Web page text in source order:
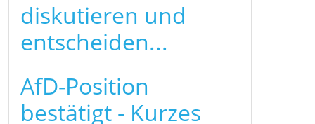
diskutieren und
entscheiden...
AfD-Position
bestätigt - Kurzes